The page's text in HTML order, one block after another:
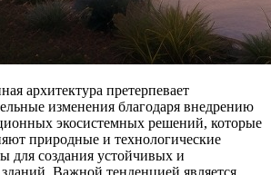
архитектура претерпевает
изменения благодаря внедрению
экосистемных решений, которые
природные и технологические
для создания устойчивых и
Важной тенденцией является